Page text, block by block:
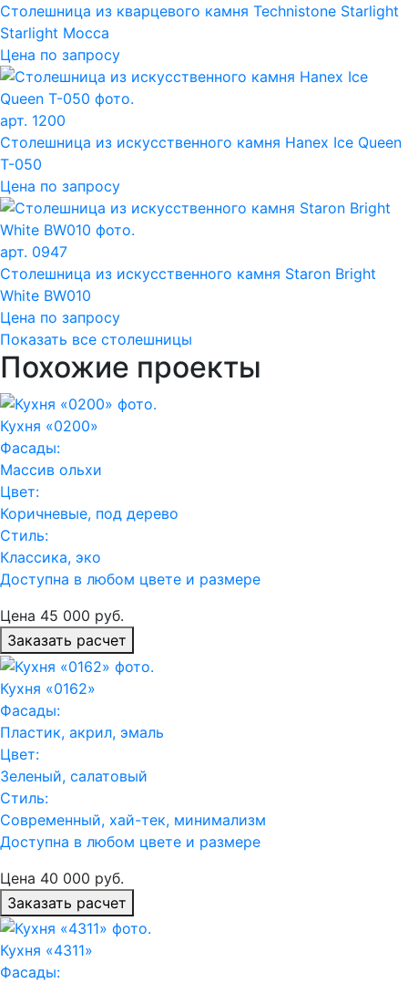
Столешница из кварцевого камня Technistone Starlight
Starlight Mocca
Цена по запросу
арт. 1200
Столешница из искусственного камня Hanex Ice Queen
T-050
Цена по запросу
арт. 0947
Столешница из искусственного камня Staron Bright
White BW010
Цена по запросу
Показать все столешницы
Похожие проекты
Кухня «0200»
Фасады:
Массив ольхи
Цвет:
Коричневые, под дерево
Стиль:
Классика, эко
Доступна в любом цвете и размере
Цена 45 000 руб.
Заказать расчет
Кухня «0162»
Фасады:
Пластик, акрил, эмаль
Цвет:
Зеленый, салатовый
Стиль:
Современный, хай-тек, минимализм
Доступна в любом цвете и размере
Цена 40 000 руб.
Заказать расчет
Кухня «4311»
Фасады: